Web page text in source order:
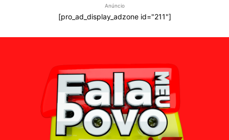
Anúncio
[pro_ad_display_adzone id="211"]